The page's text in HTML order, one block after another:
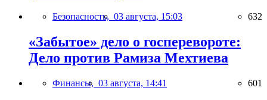
Безопасность, 03 августа, 15:03 632
«Забытое» дело о госперевороте:
Дело против Рамиза Мехтиева
Финансы, 03 августа, 14:41 601